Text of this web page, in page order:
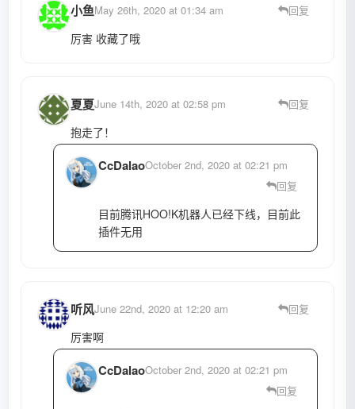
小鱼May 26th, 2020 at 01:34 am 回复
厉害 收藏了哦
夏夏June 14th, 2020 at 02:58 pm 回复
抱走了！
CcDalaoOctober 2nd, 2020 at 02:21 pm
回复
目前腾讯HOO!K机器人已经下线，目前此
插件无用
听风June 22nd, 2020 at 12:20 am 回复
厉害啊
CcDalaoOctober 2nd, 2020 at 02:21 pm
回复